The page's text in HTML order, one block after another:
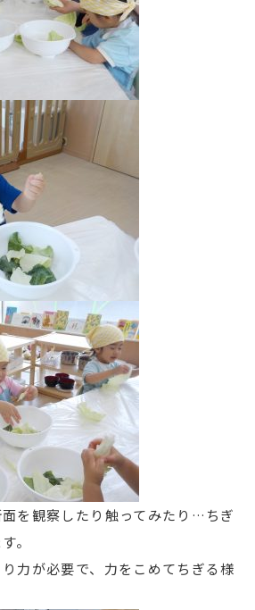
を観察したり触ってみたり…ちぎ
。
力が必要で、力をこめてちぎる様